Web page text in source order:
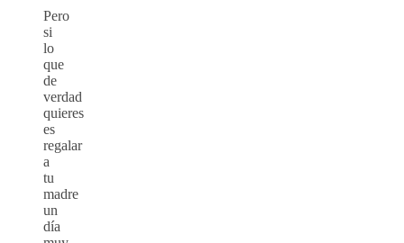
Pero
si
lo
que
de
verdad
quieres
es
regalar
a
tu
madre
un
día